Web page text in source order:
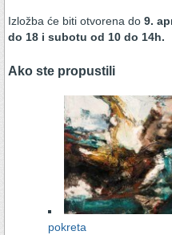
Izložba će biti otvorena do 9.
do 18 i subotu od 10 do 14h.
Ako ste propustili
pokreta